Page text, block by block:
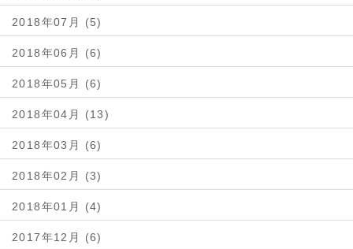
2018年07月 (5)
2018年06月 (6)
2018年05月 (6)
2018年04月 (13)
2018年03月 (6)
2018年02月 (3)
2018年01月 (4)
2017年12月 (6)